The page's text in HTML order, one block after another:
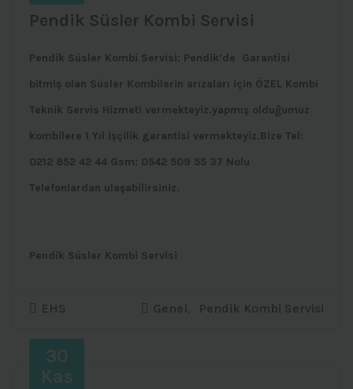
Pendik Süsler Kombi Servisi
Pendik Süsler Kombi Servisi: Pendik’de Garantisi
bitmiş olan Süsler Kombilerin arızaları için ÖZEL Kombi
Teknik Servis Hizmeti vermekteyiz.yapmış olduğumuz
kombilere 1 Yıl işçilik garantisi vermekteyiz.Bize Tel:
0212 852 42 44 Gsm: 0542 509 55 37 Nolu
Telefonlardan ulaşabilirsiniz.
Pendik Süsler Kombi Servisi
EHS Genel , Pendik Kombi Servisi
30
Kas